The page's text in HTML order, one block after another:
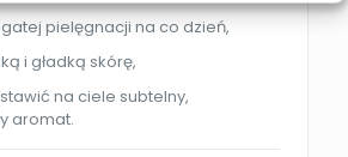
pielęgnacji na co dzień,
i gładką skórę,
na ciele subtelny,
aromat.